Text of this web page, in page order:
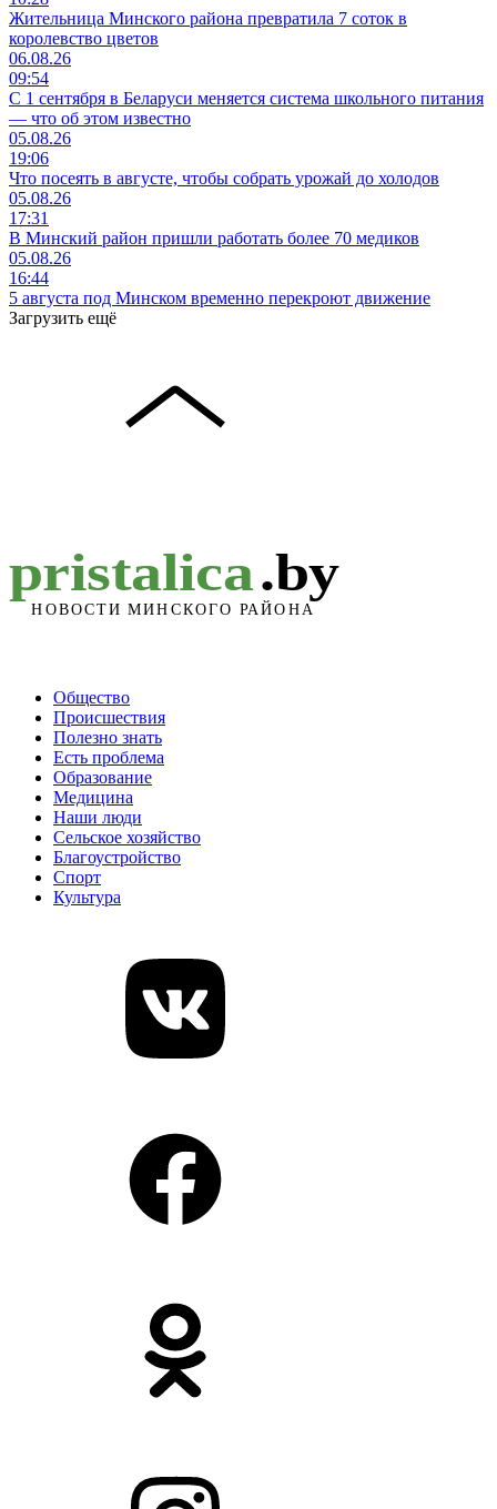
Жительница Минского района превратила 7 соток в
королевство цветов
06.08.26
09:54
С 1 сентября в Беларуси меняется система школьного питания
— что об этом известно
05.08.26
19:06
Что посеять в августе, чтобы собрать урожай до холодов
05.08.26
17:31
В Минский район пришли работать более 70 медиков
05.08.26
16:44
5 августа под Минском временно перекроют движение
Загрузить ещё
Общество
Происшествия
Полезно знать
Есть проблема
Образование
Медицина
Наши люди
Сельское хозяйство
Благоустройство
Спорт
Культура